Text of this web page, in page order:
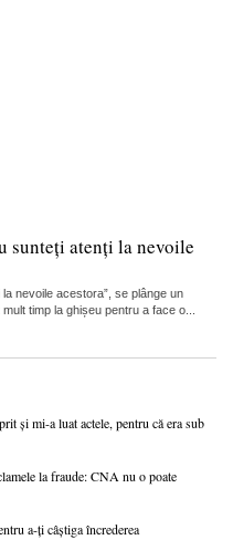
sunteți atenți la nevoile
nevoile acestora”, se plânge un
timp la ghișeu pentru a face o...
și mi-a luat actele, pentru că era sub
la fraude: CNA nu o poate
a-ți câștiga încrederea